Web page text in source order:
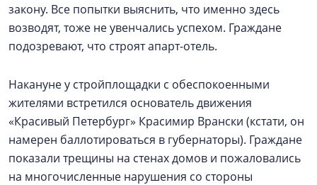
закону. Все попытки выяснить, что именно здесь
возводят, тоже не увенчались успехом. Граждане
подозревают, что строят апарт-отель.
Накануне у стройплощадки с обеспокоенными
жителями встретился основатель движения
«Красивый Петербург» Красимир Врански (кстати, он
намерен баллотироваться в губернаторы). Граждане
показали трещины на стенах домов и пожаловались
на многочисленные нарушения со стороны